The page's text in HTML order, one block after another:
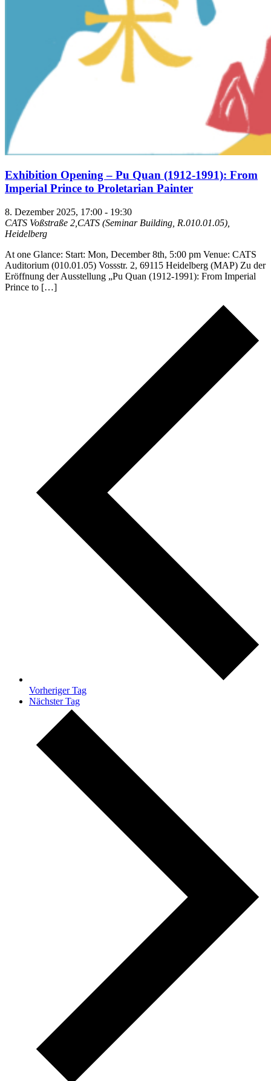
Exhibition Opening – Pu Quan (1912-1991): From
Imperial Prince to Proletarian Painter
8. Dezember 2025, 17:00 - 19:30
CATS Voßstraße 2,CATS (Seminar Building, R.010.01.05),
Heidelberg
At one Glance: Start: Mon, December 8th, 5:00 pm Venue: CATS
Auditorium (010.01.05) Vossstr. 2, 69115 Heidelberg (MAP) Zu der
Eröffnung der Ausstellung „Pu Quan (1912-1991): From Imperial
Prince to […]
Vorheriger Tag
Nächster Tag